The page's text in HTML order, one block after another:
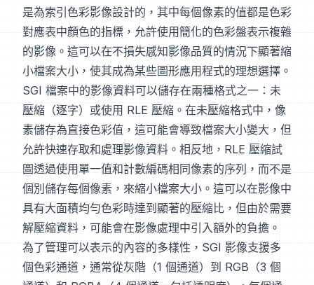
是為索引色彩影像設計的，其中每個像素的值都是色彩
對應表中顏色的指標，允許使用簡化的色彩盤表示複雜
的影像。這可以在不損失感知影像品質的情況下顯著縮
小檔案大小，使其成為某些圖形應用程式的理想選擇。
SGI 檔案中的影像資料可以儲存在兩種格式之一：未
壓縮（逐字）或使用 RLE 壓縮。在未壓縮格式中，像
素儲存為直接色彩值，這可能會導致檔案大小變大，但
允許快速存取和處理影像資料。相反地，RLE 壓縮試
圖透過使用單一值和計數編碼相同像素的序列，而不是
個別儲存每個像素，來縮小檔案大小。這可以在影像中
具有大面積均勻色彩時達到顯著的壓縮比，但由於需要
解壓縮資料，可能會在影像處理中引入額外的負擔。
為了管理可以表示的內容的多樣性，SGI 影像支援多
個色彩通道，通常從灰階（1 個通道）到 RGB（3 個